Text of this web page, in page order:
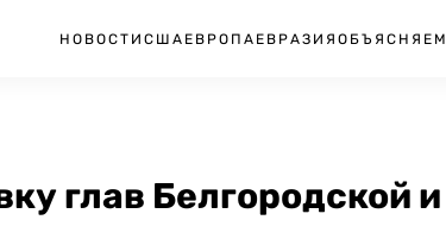
НОВОСТИ США ЕВРОПА ЕВРАЗИЯ ОБЪЯСНЯЕМ
глав Белгородской и